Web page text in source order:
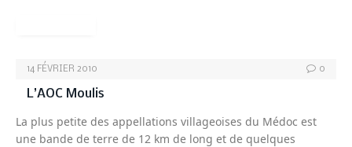
14 FÉVRIER 2010 0
L’AOC Moulis
La plus petite des appellations villageoises du Médoc est
une bande de terre de 12 km de long et de quelques